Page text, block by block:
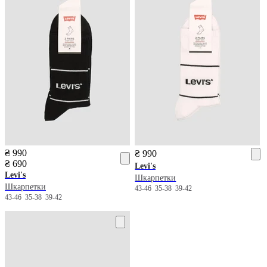
₴ 990
₴ 690
Levi's
Шкарпетки
43-46 35-38 39-42
₴ 990
Levi's
Шкарпетки
43-4635-3839-42